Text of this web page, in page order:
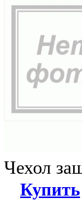
Чехол
Купить